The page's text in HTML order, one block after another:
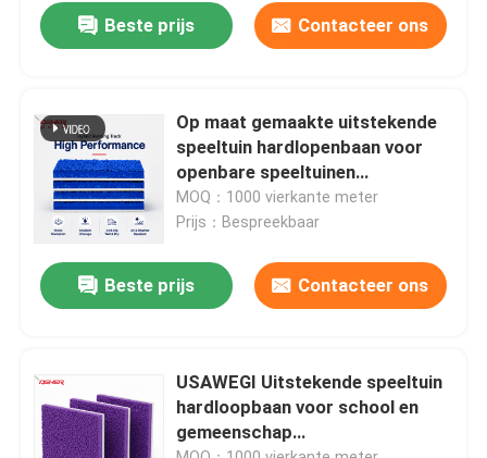
Over Ons
Kwaliteitscontrole
Neem contact met ons op
Nieuws
Gevallen
Offerte Aanvragen
projecten
Beste prijs Contacteer ons
Op maat gemaakte uitstekende
speeltuin hardlopenbaan voor
openbare speeltuinen
Campusbanen en op maat
gemaakte sportfaciliteiten bouw
MOQ：1000 vierkante meter
Prijs：Bespreekbaar
Beste prijs Contacteer ons
USAWEGI Uitstekende speeltuin
hardloopbaan voor school en
gemeenschap